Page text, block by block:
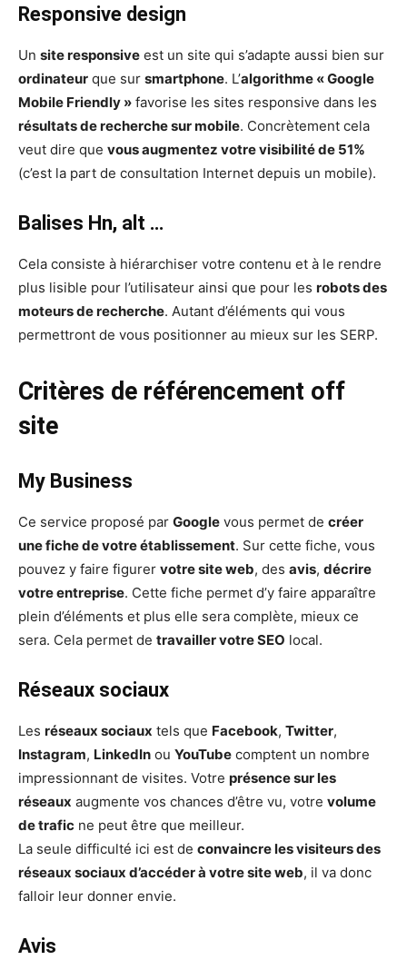
Responsive design
Un site responsive est un site qui s’adapte aussi bien sur
ordinateur que sur smartphone. L’algorithme « Google
Mobile Friendly » favorise les sites responsive dans les
résultats de recherche sur mobile. Concrètement cela
veut dire que vous augmentez votre visibilité de 51%
(c’est la part de consultation Internet depuis un mobile).
Balises Hn, alt …
Cela consiste à hiérarchiser votre contenu et à le rendre
plus lisible pour l’utilisateur ainsi que pour les robots des
moteurs de recherche. Autant d’éléments qui vous
permettront de vous positionner au mieux sur les SERP.
Critères de référencement off
site
My Business
Ce service proposé par Google vous permet de créer
une fiche de votre établissement. Sur cette fiche, vous
pouvez y faire figurer votre site web, des avis, décrire
votre entreprise. Cette fiche permet d’y faire apparaître
plein d’éléments et plus elle sera complète, mieux ce
sera. Cela permet de travailler votre SEO local.
Réseaux sociaux
Les réseaux sociaux tels que Facebook, Twitter,
Instagram, LinkedIn ou YouTube comptent un nombre
impressionnant de visites. Votre présence sur les
réseaux augmente vos chances d’être vu, votre volume
de trafic ne peut être que meilleur.
La seule difficulté ici est de convaincre les visiteurs des
réseaux sociaux d’accéder à votre site web, il va donc
falloir leur donner envie.
Avis